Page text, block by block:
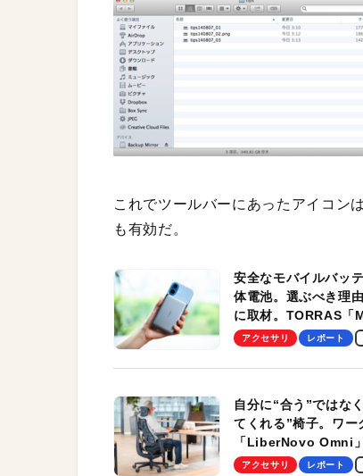
これでツールバーにあったアイコン
も有効だ。
安全なモバイルバッ
体電池。選ぶべき理
に取材。TORRAS「
Pro」の実機レビュー
アクセサリ レポート
自分に“合う”ではな
てくれる”椅子。ワー
「LiberNovo Omni
わかったその魅力。
アクセサリ レポート